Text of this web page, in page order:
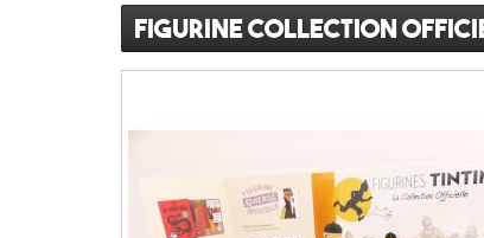
Figurine collection